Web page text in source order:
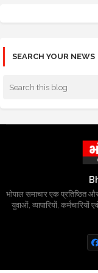
SEARCH YOUR NEWS
भोपाल समाचार एक प्रतिष्ठित और
युवाओं, व्यापारियों,